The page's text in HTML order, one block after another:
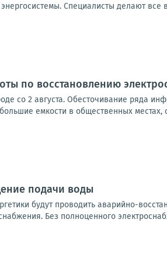
Специалисты делают
по восстановлению
со 2 августа. Обесточивание ряда
емкости в общественных
подачи воды
будут проводить аварийно-
Без полноценного